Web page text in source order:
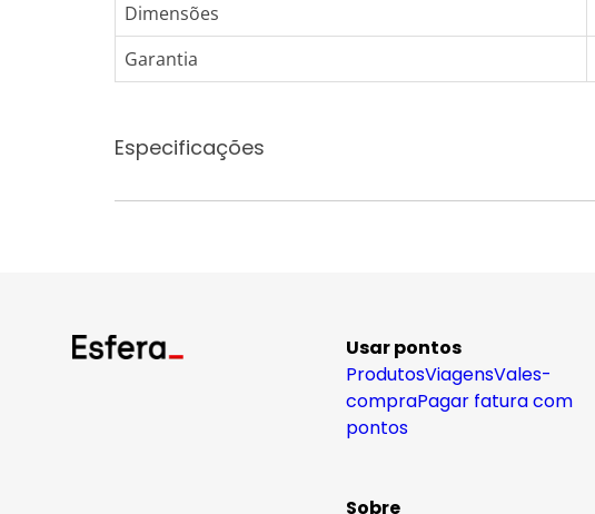
Dimensões
Garantia
Especificações
Usar pontos
ProdutosViagensVales-
compraPagar fatura com
pontos
Sobre